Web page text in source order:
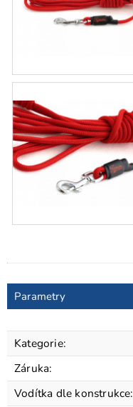
Parametry
Kategorie:
Záruka:
Vodítka dle konstrukce: